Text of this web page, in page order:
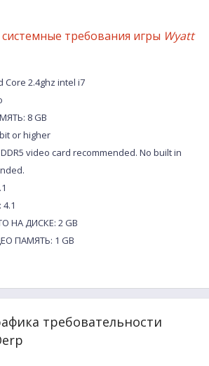
требования игры Wyatt
2.4ghz intel i7
8 GB
or higher
video card recommended. No built in
НА ДИСКЕ: 2 GB
ПАМЯТЬ: 1 GB
требовательности